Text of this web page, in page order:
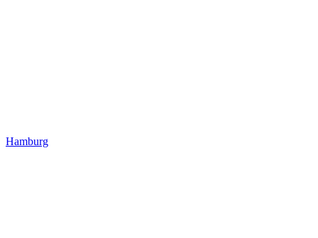
Hamburg